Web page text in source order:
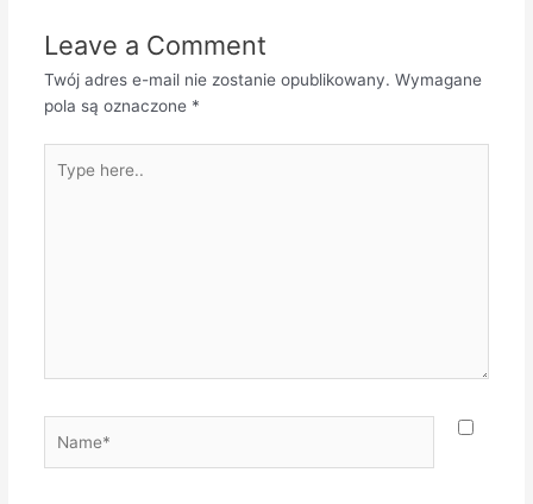
Leave a Comment
Twój adres e-mail nie zostanie opublikowany. Wymagane
pola są oznaczone *
here..